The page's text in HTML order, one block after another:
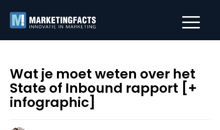
Wat je moet weten over het
State of Inbound rapport [+
infographic]